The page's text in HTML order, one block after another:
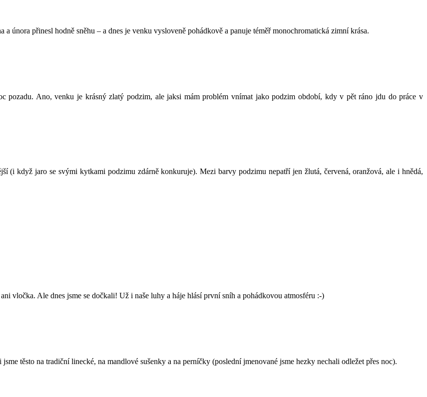
února přinesl hodně sněhu – a dnes je venku vysloveně pohádkově a panuje téměř monochromatická zimní krása.
pozadu. Ano, venku je krásný zlatý podzim, ale jaksi mám problém vnímat jako podzim období, kdy v pět ráno jdu do práce v
(i když jaro se svými kytkami podzimu zdárně konkuruje). Mezi barvy podzimu nepatří jen žlutá, červená, oranžová, ale i hnědá,
vločka. Ale dnes jsme se dočkali! Už i naše luhy a háje hlásí první sníh a pohádkovou atmosféru :-)
těsto na tradiční linecké, na mandlové sušenky a na perníčky (poslední jmenované jsme hezky nechali odležet přes noc).